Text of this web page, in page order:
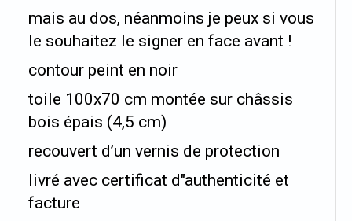
mais au dos, néanmoins je peux si vous
le souhaitez le signer en face avant !
contour peint en noir
toile 100x70 cm montée sur châssis
bois épais (4,5 cm)
recouvert d’un vernis de protection
livré avec certificat d"authenticité et
facture